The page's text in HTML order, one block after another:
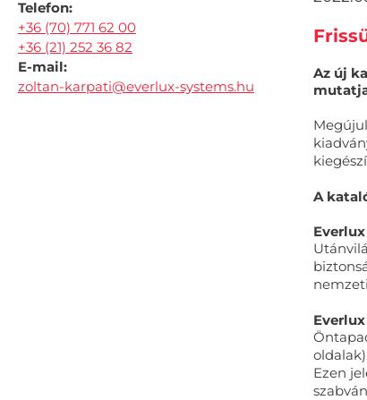
Telefon:
+36 (70) 771 62 00
+36 (21) 252 36 82
E-mail:
zoltan-karpati@everlux-systems.hu
Az új
A
Ezen